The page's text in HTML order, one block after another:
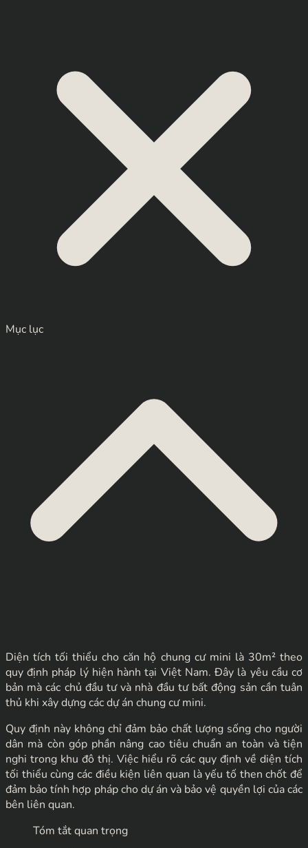
Mục lục
Diện tích tối thiểu cho căn hộ chung cư mini là 30m² theo
quy định pháp lý hiện hành tại Việt Nam. Đây là yêu cầu cơ
bản mà các chủ đầu tư và nhà đầu tư bất động sản cần tuân
thủ khi xây dựng các dự án chung cư mini.
Quy định này không chỉ đảm bảo chất lượng sống cho người
dân mà còn góp phần nâng cao tiêu chuẩn an toàn và tiện
nghi trong khu đô thị. Việc hiểu rõ các quy định về diện tích
tối thiểu cùng các điều kiện liên quan là yếu tố then chốt để
đảm bảo tính hợp pháp cho dự án và bảo vệ quyền lợi của các
bên liên quan.
Tóm tắt quan trọng